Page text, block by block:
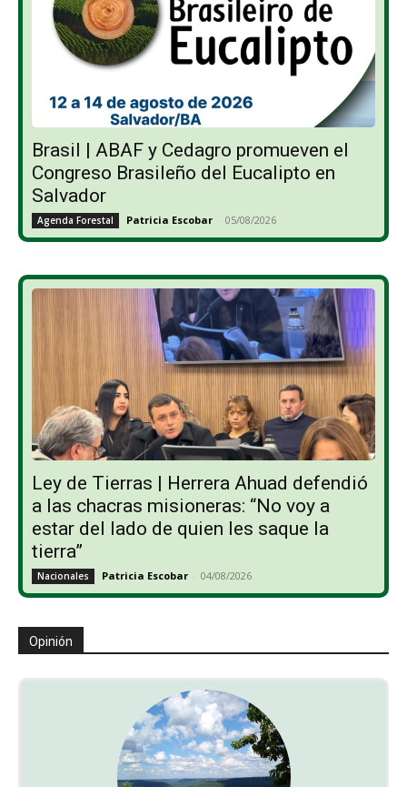
Brasil | ABAF y Cedagro promueven el
Congreso Brasileño del Eucalipto en
Salvador
Agenda Forestal Patricia Escobar - 05/08/2026
Ley de Tierras | Herrera Ahuad defendió
a las chacras misioneras: “No voy a
estar del lado de quien les saque la
tierra”
Nacionales Patricia Escobar - 04/08/2026
Opinión